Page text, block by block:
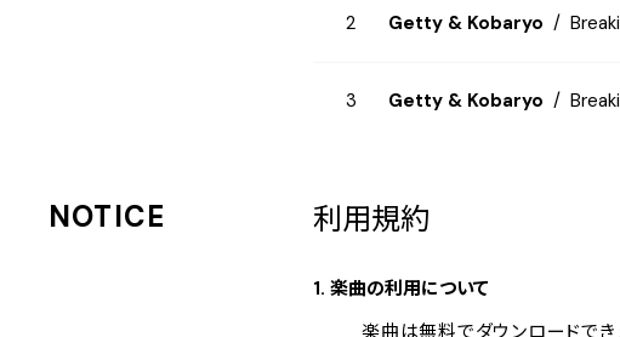
Getty & Kobaryo
Getty & Kobaryo
NOTICE 利用規約
1. 楽曲の利用について
楽曲は無料でダウンロードでき